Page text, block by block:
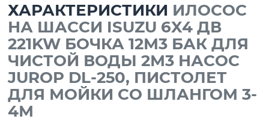
ХАРАКТЕРИСТИКИ ИЛОСОС
НА ШАССИ ISUZU 6X4 ДВ
221KW БОЧКА 12М3 БАК ДЛЯ
ЧИСТОЙ ВОДЫ 2М3 НАСОС
JUROP DL-250, ПИСТОЛЕТ
ДЛЯ МОЙКИ СО ШЛАНГОМ 3-
4М